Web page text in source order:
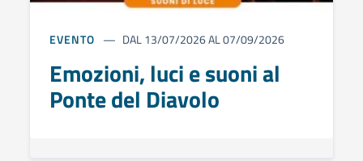
EVENTO DAL 13/07/2026 AL 07/09/2026
Emozioni, luci e suoni al
Ponte del Diavolo